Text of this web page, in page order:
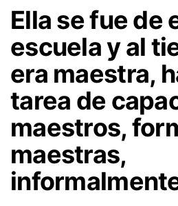
Ella se fue de
escuela y al
era maestra,
tarea de
maestros,
maestras,